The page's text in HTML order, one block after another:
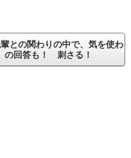
との関わりの中で、気を使わ
の回答も！ 刺さる！